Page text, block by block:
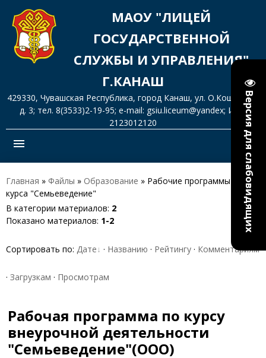
Версия для слабовидящих
МАОУ "ЛИЦЕЙ
ГОСУДАРСТВЕННОЙ
СЛУЖБЫ И УПРАВЛЕНИЯ"
Г.КАНАШ
429330, Чувашская Республика, город Канаш, ул. О.Кошевого,
д. 3; тел. 8(3533)2-19-95; e-mail: gsiu.liceum@yandex; ИНН
2123012120
menu
Главная » Файлы » Образование » Рабочие программы
курса "Семьеведение"
В категории материалов: 2
Показано материалов: 1-2
Сортировать по: Дате · Названию · Рейтингу · Комментариям
· Загрузкам · Просмотрам
Рабочая программа по курсу
внеурочной деятельности
"Семьеведение"(ООО)